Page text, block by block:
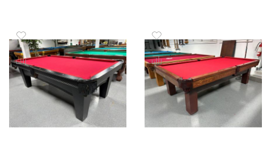
Mot de passe oublié ?